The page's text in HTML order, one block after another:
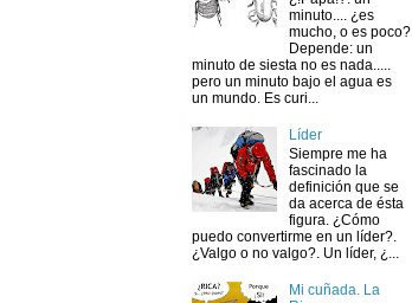
minuto.... ¿es
mucho, o es poco?
Depende: un
minuto de siesta no es nada.....
pero un minuto bajo el agua es
un mundo. Es curi...
Líder
Siempre me ha
fascinado la
definición que se
da acerca de ésta
figura. ¿Cómo
puedo convertirme en un líder?.
¿Valgo o no valgo?. Un líder, ¿...
Mi cuñada. La